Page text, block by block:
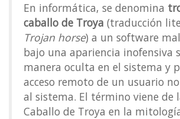
En informática, se denomina
caballo de Troya (traducción
Trojan horse) a un software
bajo una apariencia inofensiva
manera oculta en el sistema y
acceso remoto de un usuario
al sistema. El término viene de
Caballo de Troya en la